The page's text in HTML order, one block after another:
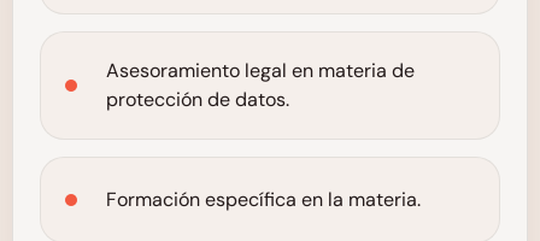
Asesoramiento legal en materia de
protección de datos.
Formación específica en la materia.